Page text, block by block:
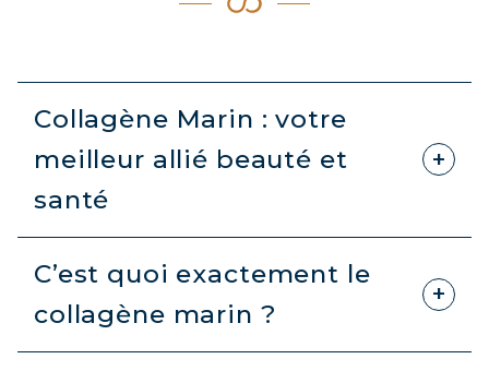
Collagène Marin : votre
meilleur allié beauté et
santé
C’est quoi exactement le
collagène marin ?